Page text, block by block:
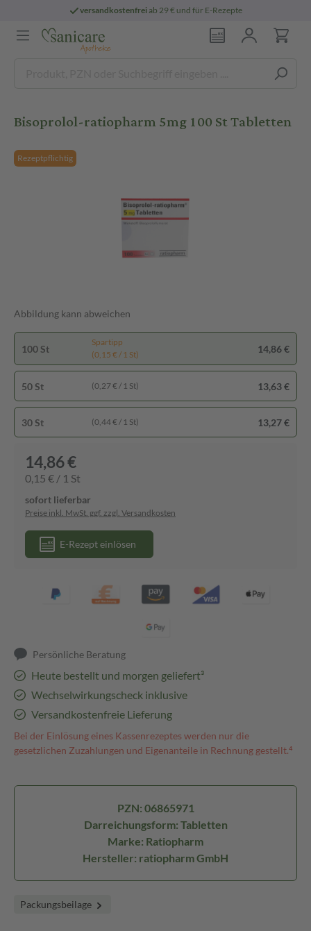
versandkostenfreiab 29 € und für E-Rezepte
Bisoprolol-ratiopharm 5mg 100 St Tabletten
Rezeptpflichtig
Abbildung kann abweichen
100 St
Spartipp
(0,15 € / 1 St)
14,86 €
50 St (0,27 € / 1 St) 13,63 €
30 St (0,44 € / 1 St) 13,27 €
14,86 €
0,15 € / 1 St
sofort lieferbar
Preise inkl. MwSt. ggf. zzgl. Versandkosten
E-Rezept einlösen
Persönliche Beratung
Heute bestellt und morgen geliefert³
Wechselwirkungscheck inklusive
Versandkostenfreie Lieferung
Bei der Einlösung eines Kassenrezeptes werden nur die
gesetzlichen Zuzahlungen und Eigenanteile in Rechnung gestellt.⁴
PZN: 06865971
Darreichungsform: Tabletten
Marke: Ratiopharm
Hersteller: ratiopharm GmbH
Packungsbeilage